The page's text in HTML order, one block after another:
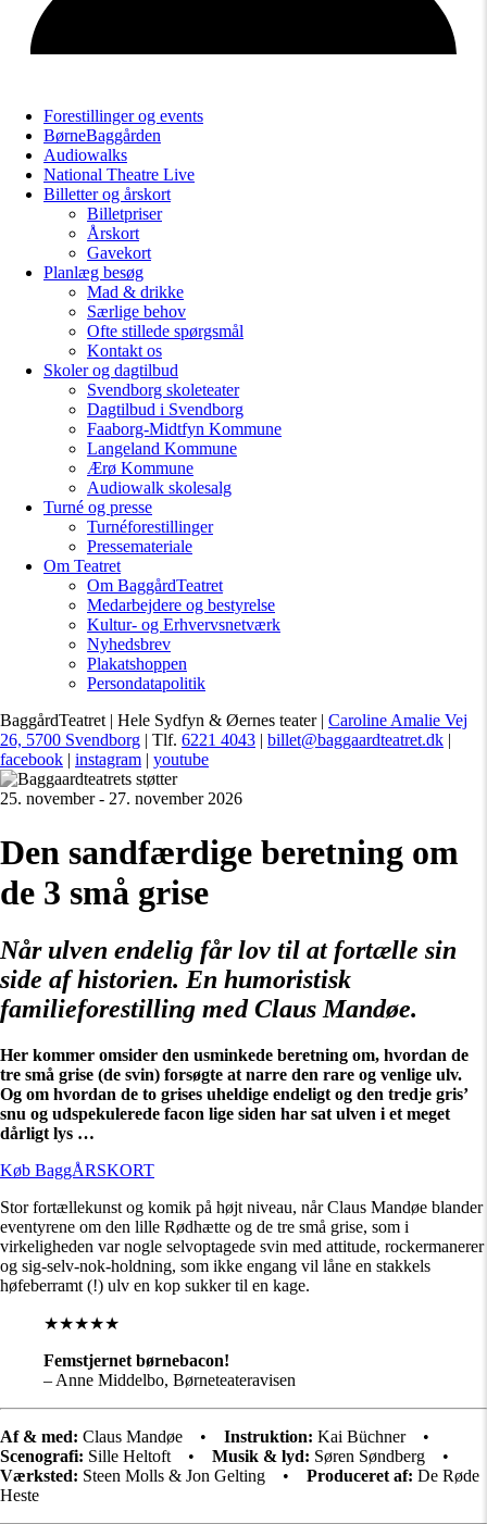
Forestillinger og events
BørneBaggården
Audiowalks
National Theatre Live
Billetter og årskort
Billetpriser
Årskort
Gavekort
Planlæg besøg
Mad & drikke
Særlige behov
Ofte stillede spørgsmål
Kontakt os
Skoler og dagtilbud
Svendborg skoleteater
Dagtilbud i Svendborg
Faaborg-Midtfyn Kommune
Langeland Kommune
Ærø Kommune
Audiowalk skolesalg
Turné og presse
Turnéforestillinger
Pressemateriale
Om Teatret
Om BaggårdTeatret
Medarbejdere og bestyrelse
Kultur- og Erhvervsnetværk
Nyhedsbrev
Plakatshoppen
Persondatapolitik
BaggårdTeatret | Hele Sydfyn & Øernes teater | Caroline Amalie Vej
26, 5700 Svendborg | Tlf. 6221 4043 billet@baggaardteatret.dk
facebook
instagram youtube
25. november - 27. november 2026
Den sandfærdige beretning om
de 3 små grise
Når ulven endelig får lov til at fortælle sin
side af historien. En humoristisk
familieforestilling med Claus Mandøe.
Her kommer omsider den usminkede beretning om, hvordan de
tre små grise (de svin) forsøgte at narre den rare og venlige ulv.
Og om hvordan de to grises uheldige endeligt og den tredje gris’
snu og udspekulerede facon lige siden har sat ulven i et meget
dårligt lys …
Køb BaggÅRSKORT
Stor fortællekunst og komik på højt niveau, når Claus Mandøe blander
eventyrene om den lille Rødhætte og de tre små grise, som i
virkeligheden var nogle selvoptagede svin med attitude, rockermanerer
og sig-selv-nok-holdning, som ikke engang vil låne en stakkels
høfeberramt (!) ulv en kop sukker til en kage.
★★★★★
Femstjernet børnebacon!
– Anne Middelbo, Børneteateravisen
Af & med: Claus Mandøe • Instruktion: Kai Büchner •
Scenografi: Sille Heltoft • Musik & lyd: Søren Søndberg •
Værksted: Steen Molls & Jon Gelting • Produceret af: De Røde
Heste